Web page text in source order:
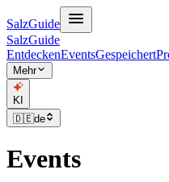
SalzGuide
SalzGuide
EntdeckenEventsGespeichert
Mehr
KI
🇩🇪de
Events